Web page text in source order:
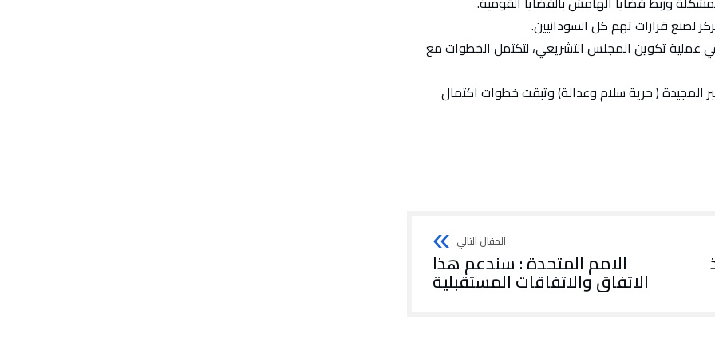
لصنع قرارات تهم كل السودانيين.
عملية تكوين المجلس التشريعي، لتكتمل الخطوات مع
( حرية سلام وعدالة) وتبقت خطوات اكتمال
الامم المتحدة : سندعم هذا
الاتفاق والاتفاقات المستقبلية